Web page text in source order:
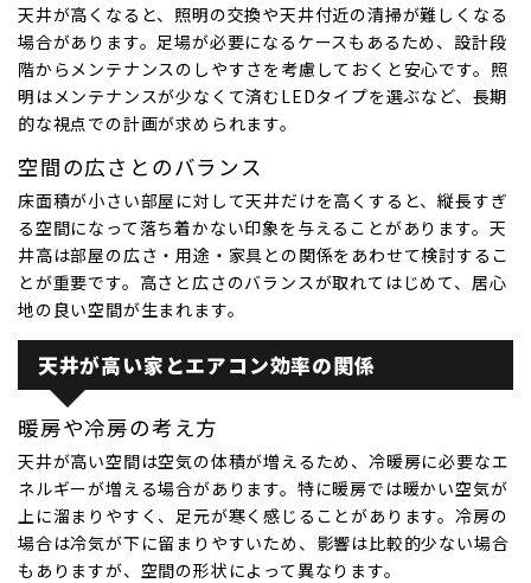
天井が高くなると、照明の交換や天井付近の清掃が難しくなる
場合があります。足場が必要になるケースもあるため、設計段
階からメンテナンスのしやすさを考慮しておくと安心です。照
明はメンテナンスが少なくて済むLEDタイプを選ぶなど、長期
的な視点での計画が求められます。
空間の広さとのバランス
床面積が小さい部屋に対して天井だけを高くすると、縦長すぎ
る空間になって落ち着かない印象を与えることがあります。天
井高は部屋の広さ・用途・家具との関係をあわせて検討するこ
とが重要です。高さと広さのバランスが取れてはじめて、居心
地の良い空間が生まれます。
天井が高い家とエアコン効率の関係
暖房や冷房の考え方
天井が高い空間は空気の体積が増えるため、冷暖房に必要なエ
ネルギーが増える場合があります。特に暖房では暖かい空気が
上に溜まりやすく、足元が寒く感じることがあります。冷房の
場合は冷気が下に留まりやすいため、影響は比較的少ない場合
もありますが、空間の形状によって異なります。